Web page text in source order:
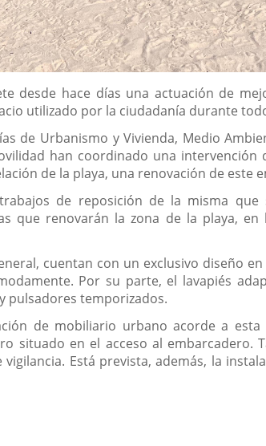
desde hace días una actuación de
utilizado por la ciudadanía durante
de Urbanismo y Vivienda, Medio
han coordinado una
de la playa, una renovación de este
de reposición de la misma
que renovarán la zona de la playa,
cuentan con un exclusivo diseño
Por su parte, el lavapiés
pulsadores temporizados.
de mobiliario urbano acorde a
situado en el acceso al
Está prevista, además, la